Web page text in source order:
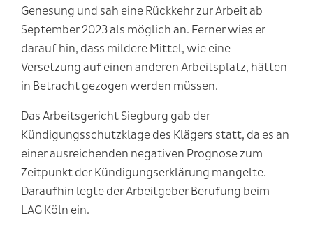
Genesung und sah eine Rückkehr zur Arbeit ab
September 2023 als möglich an. Ferner wies er
darauf hin, dass mildere Mittel, wie eine
Versetzung auf einen anderen Arbeitsplatz, hätten
in Betracht gezogen werden müssen.
Das Arbeitsgericht Siegburg gab der
Kündigungsschutzklage des Klägers statt, da es an
einer ausreichenden negativen Prognose zum
Zeitpunkt der Kündigungserklärung mangelte.
Daraufhin legte der Arbeitgeber Berufung beim
LAG Köln ein.